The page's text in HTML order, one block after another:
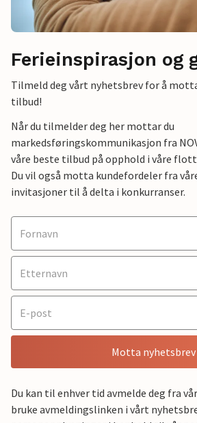
Ferieinspirasjon og
Tilmeld deg vårt nyhetsbrev for å
tilbud!
Når du tilmelder deg her mottar du
markedsføringskommunikasjon fra
våre beste tilbud på opphold i våre
Du vil også motta kundefordeler fra
invitasjoner til å delta i konkurranser.
Motta nyhetsbrev
Du kan til enhver tid avmelde deg fra
bruke avmeldingslinken i vårt